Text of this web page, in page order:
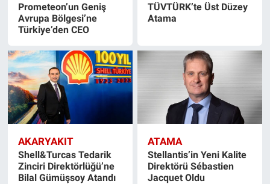
Prometeon’un Geniş
Avrupa Bölgesi’ne
Türkiye’den CEO
TÜVTÜRK’te Üst Düzey
Atama
AKARYAKIT
Shell&Turcas Tedarik
Zinciri Direktörlüğü’ne
Bilal Gümüşsoy Atandı
ATAMA
Stellantis’in Yeni Kalite
Direktörü Sébastien
Jacquet Oldu